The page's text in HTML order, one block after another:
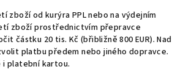
zboží od kurýra PPL nebo na výdejním
zboží prostřednictvím přepravce
částku 20 tis. Kč (břibližně 800 EUR). Nad
platbu předem nebo jiného dopravce.
platební kartou.